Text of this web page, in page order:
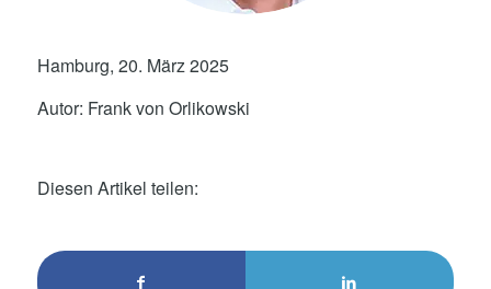
Hamburg, 20. März 2025
Autor: Frank von Orlikowski
Diesen Artikel teilen: